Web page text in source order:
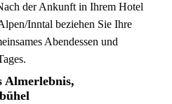
der Ankunft in Ihrem Hotel
Inntal beziehen Sie Ihre
Abendessen und
Almerlebnis,